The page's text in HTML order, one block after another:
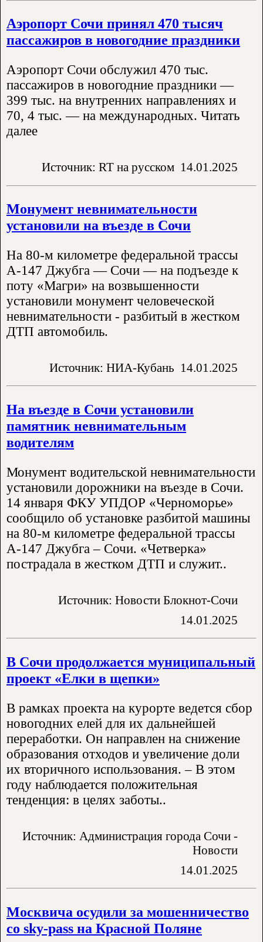
Аэропорт Сочи принял 470 тысяч
пассажиров в новогодние праздники
Аэропорт Сочи обслужил 470 тыс.
пассажиров в новогодние праздники —
399 тыс. на внутренних направлениях и
70, 4 тыс. — на международных. Читать
далее
Источник: RT на русском 14.01.2025
Монумент невнимательности
установили на въезде в Сочи
На 80-м километре федеральной трассы
А-147 Джубга — Сочи — на подъезде к
поту «Магри» на возвышенности
установили монумент человеческой
невнимательности - разбитый в жестком
ДТП автомобиль.
Источник: НИА-Кубань 14.01.2025
На въезде в Сочи установили
памятник невнимательным
водителям
Монумент водительской невнимательности
установили дорожники на въезде в Сочи.
14 января ФКУ УПДОР «Черноморье»
сообщило об установке разбитой машины
на 80-м километре федеральной трассы
А-147 Джубга – Сочи. «Четверка»
пострадала в жестком ДТП и служит..
Источник: Новости Блокнот-Сочи
14.01.2025
В Сочи продолжается муниципальный
проект «Елки в щепки»
В рамках проекта на курорте ведется сбор
новогодних елей для их дальнейшей
переработки. Он направлен на снижение
образования отходов и увеличение доли
их вторичного использования. – В этом
году наблюдается положительная
тенденция: в целях заботы..
Источник: Администрация города Сочи -
Новости
14.01.2025
Москвича осудили за мошенничество
со sky-pass на Красной Поляне